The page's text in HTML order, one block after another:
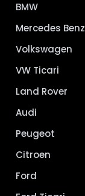
BMW
Mercedes Benz
Volkswagen
VW Ticari
Land Rover
Audi
Peugeot
Citroen
Ford